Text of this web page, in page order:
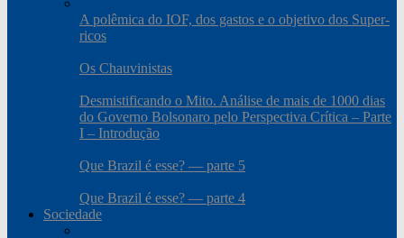
A polêmica do IOF, dos gastos e o objetivo dos Super-
ricos
Os Chauvinistas
Desmistificando o Mito. Análise de mais de 1000 dias
do Governo Bolsonaro pelo Perspectiva Crítica – Parte
I – Introdução
Que Brazil é esse? — parte 5
Que Brazil é esse? — parte 4
Sociedade